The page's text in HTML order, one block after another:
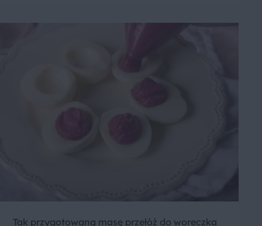
Tak przygotowaną masę przełóż do woreczka